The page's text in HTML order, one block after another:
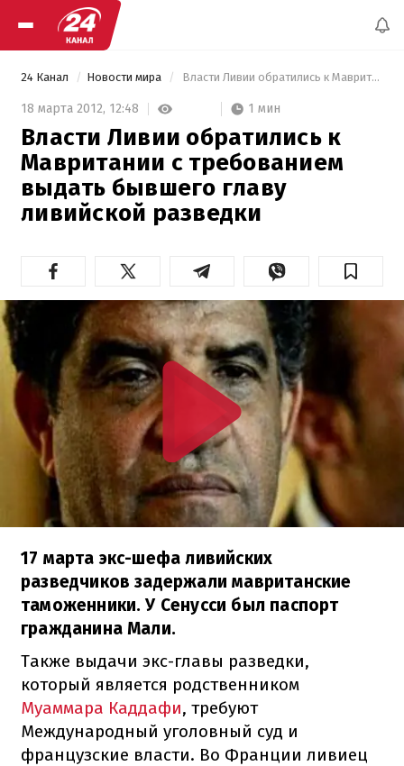
24 Канал Новости мира Власти Ливии обратились к Мавритании с требованием выдать бывшего главу ливийской разведки
18 марта 2012, 12:48 1 мин
Власти Ливии обратились к
Мавритании с требованием
выдать бывшего главу
ливийской разведки
17 марта экс-шефа ливийских
разведчиков задержали мавританские
таможенники. У Сенусси был паспорт
гражданина Мали.
Также выдачи экс-главы разведки,
который является родственником
Муаммара Каддафи, требуют
Международный уголовный суд и
французские власти. Во Франции ливиец